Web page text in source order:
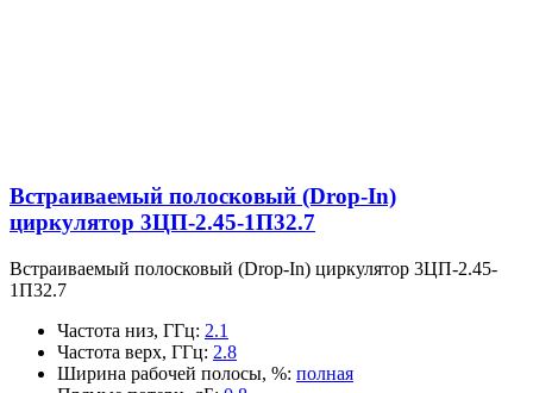
Встраиваемый полосковый (Drop-In)
циркулятор 3ЦП-2.45-1П32.7
Встраиваемый полосковый (Drop-In) циркулятор 3ЦП-2.45-
1П32.7
Частота низ, ГГц: 2.1
Частота верх, ГГц: 2.8
Ширина рабочей полосы, %: полная